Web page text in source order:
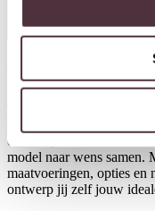
Download hier de
Model PRO TW164N
Toekomst. De fauteuils
comfort, functionaliteit en
model naar wens samen.
maatvoeringen, opties en
ontwerp jij zelf jouw